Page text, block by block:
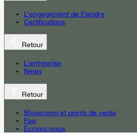
L’engagement de Fiandre
Certifications
Retour
L’entreprise
News
Retour
Showroom et points de vente
Faq
Écrivez-nous